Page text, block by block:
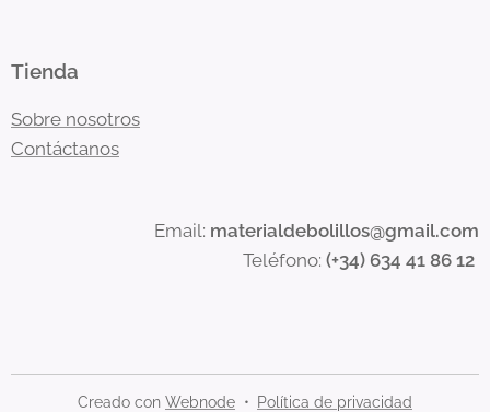
Tienda
Sobre nosotros
Contáctanos
Email: materialdebolillos@gmail.com
Teléfono: (+34) 634 41 86 12
Creado con Webnode Política de privacidad